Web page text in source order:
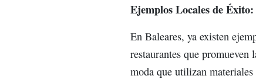
Ejemplos Locales de Éxito:
En Baleares, ya existen
restaurantes que
moda que utilizan